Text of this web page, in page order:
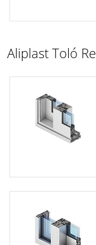
Aliplast Toló